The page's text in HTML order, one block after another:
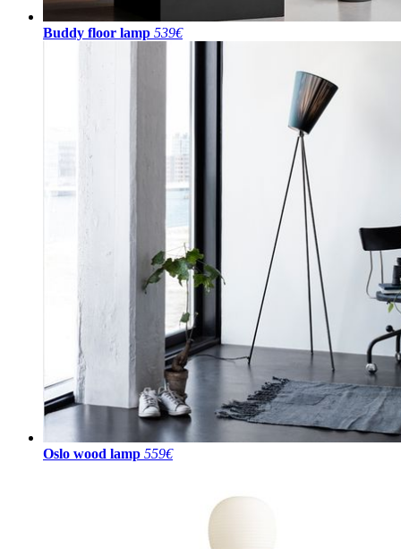
Buddy floor lamp 539€
Oslo wood lamp 559€